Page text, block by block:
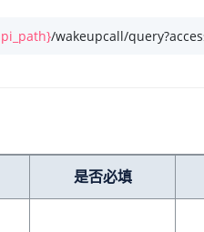
/wakeupcall/
是否必填